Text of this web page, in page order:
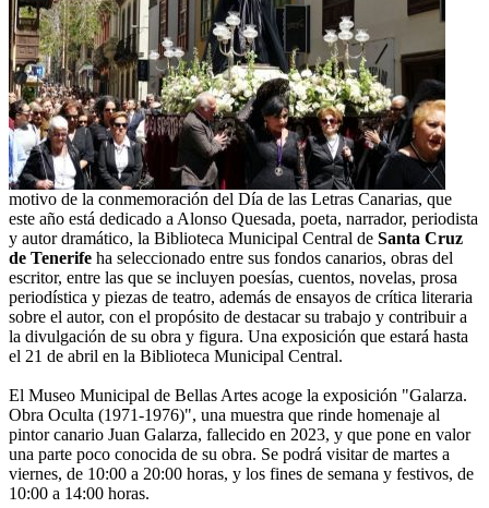
motivo de la conmemoración del Día de las Letras Canarias, que
este año está dedicado a Alonso Quesada, poeta, narrador, periodista
y autor dramático, la Biblioteca Municipal Central de Santa Cruz
de Tenerife ha seleccionado entre sus fondos canarios, obras del
escritor, entre las que se incluyen poesías, cuentos, novelas, prosa
periodística y piezas de teatro, además de ensayos de crítica literaria
sobre el autor, con el propósito de destacar su trabajo y contribuir a
la divulgación de su obra y figura. Una exposición que estará hasta
el 21 de abril en la Biblioteca Municipal Central.
El Museo Municipal de Bellas Artes acoge la exposición "Galarza.
Obra Oculta (1971-1976)", una muestra que rinde homenaje al
pintor canario Juan Galarza, fallecido en 2023, y que pone en valor
una parte poco conocida de su obra. Se podrá visitar de martes a
viernes, de 10:00 a 20:00 horas, y los fines de semana y festivos, de
10:00 a 14:00 horas.